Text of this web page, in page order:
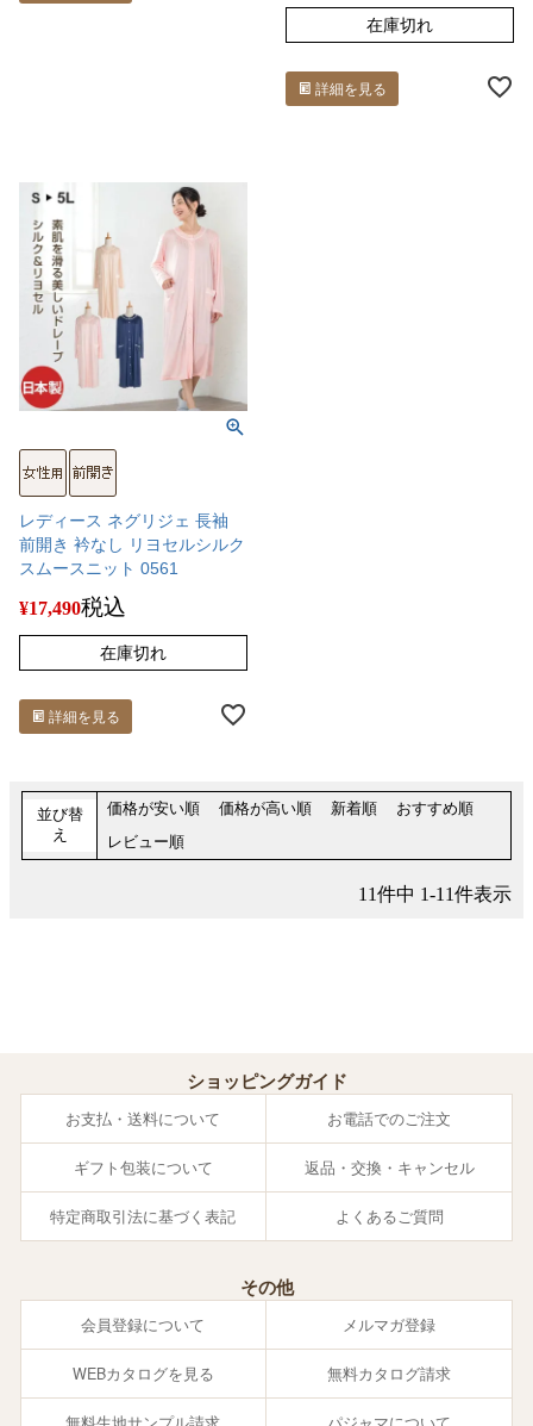
在庫切れ
詳細を見る
レディース ネグリジェ 長袖
前開き 衿なし リヨセルシルク
スムースニット 0561
¥17,490税込
在庫切れ
詳細を見る
並び替
え
価格が安い順 価格が高い順 新着順
おすすめ順
レビュー順
11件中 1-11件表示
ショッピングガイド
お支払・送料について お電話でのご注文
ギフト包装について 返品・交換・キャンセル
特定商取引法に基づく表記 よくあるご質問
その他
会員登録について メルマガ登録
WEBカタログを見る 無料カタログ請求